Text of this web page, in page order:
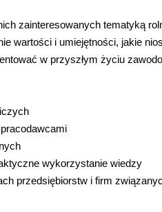
zainteresowanych tematyką
wartości i umiejętności, jakie
w przyszłym życiu
wykorzystanie wiedzy
przedsiębiorstw i firm